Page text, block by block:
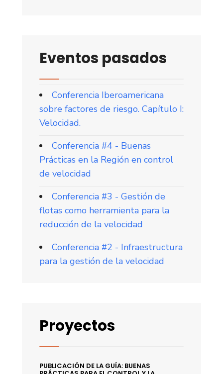
Eventos pasados
Conferencia Iberoamericana
sobre factores de riesgo. Capítulo I:
Velocidad.
Conferencia #4 - Buenas
Prácticas en la Región en control
de velocidad
Conferencia #3 - Gestión de
flotas como herramienta para la
reducción de la velocidad
Conferencia #2 - Infraestructura
para la gestión de la velocidad
Proyectos
PUBLICACIÓN DE LA GUÍA: BUENAS